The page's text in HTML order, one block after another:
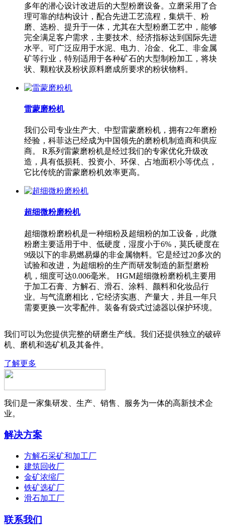
多年的潜心设计改进后的大型粉磨设备。立磨采用了合
理可靠的结构设计，配合先进工艺流程，集烘干、粉
磨、选粉、提升于一体，尤其在大型粉磨工艺中，能够
完全满足客户需求，主要技术、经济指标达到国际先进
水平。可广泛应用于水泥、电力、冶金、化工、非金属
矿等行业，特别适用于各种矿石的大型制粉加工，将块
状、颗粒状及粉状原料磨成所要求的粉状物料。
雷蒙磨粉机
我们公司专业生产大、中型雷蒙磨粉机，拥有22年磨粉
经验，科菲达已经成为中国领先的磨粉机制造商和供应
商。 R系列雷蒙磨粉机是经过我们的专家优化升级改
造，具有低损耗、投资小、环保、占地面积小等优点，
它比传统的雷蒙磨粉机效率更高。
超细微粉磨粉机
超细微粉磨粉机是一种细粉及超细粉的加工设备，此微
粉磨主要适用于中、低硬度，湿度小于6%，莫氏硬度在
9级以下的非易燃易爆的非金属物料。它是经过20多次的
试验和改进，为超细粉的生产而研发制造的新型磨粉
机，细度可达0.006毫米。 HGM超细微粉磨粉机主要用
于加工石膏、方解石、滑石、涂料、颜料和化妆品行
业。与气流磨相比，它经济实惠、产量大，并且一年只
需要更换一次零配件。装备有袋式过滤器以保护环境。
我们可以为您提供完整的研磨生产线。我们还提供独立的破碎
机、磨机和选矿机及其备件。
了解更多
我们是一家集研发、生产、销售、服务为一体的高新技术企
业。
解决方案
方解石采矿和加工厂
建筑回收厂
金矿浓缩厂
铁矿选矿厂
滑石加工厂
联系我们